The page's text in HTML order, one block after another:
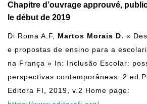
Chapitre d’ouvrage approuvé,
le début de 2019
Di Roma A.F, Martos Morais D. «
e propostas de ensino para a
na França » In: Inclusão Escolar:
perspectivas contemporâneas. 2
Editora FI, 2019, v.2 Home page: